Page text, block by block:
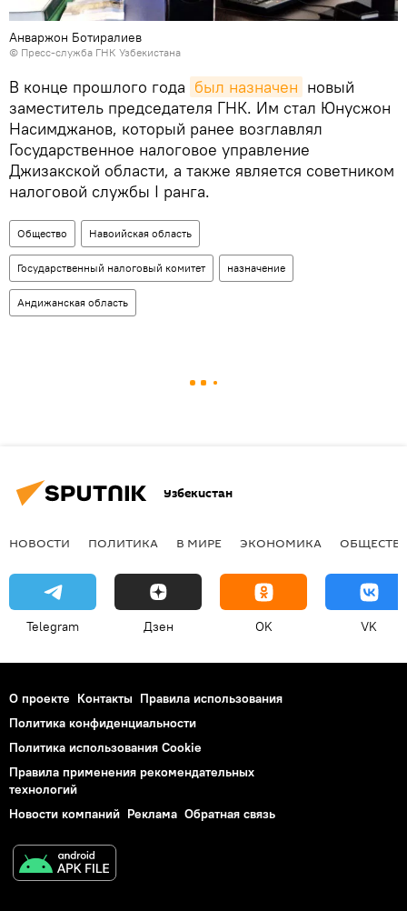
Анваржон Ботиралиев
© Пресс-служба ГНК Узбекистана
В конце прошлого года был назначен новый
заместитель председателя ГНК. Им стал Юнусжон
Насимджанов, который ранее возглавлял
Государственное налоговое управление
Джизакской области, а также является советником
налоговой службы I ранга.
Общество Навоийская область
Государственный налоговый комитет назначение
Андижанская область
Узбекистан
НОВОСТИ ПОЛИТИКА В МИРЕ ЭКОНОМИКА
Telegram Дзен OK VK
О проекте Контакты Правила использования
Политика конфиденциальности
Политика использования Cookie
Правила применения рекомендательных
технологий
Новости компаний Реклама Обратная связь